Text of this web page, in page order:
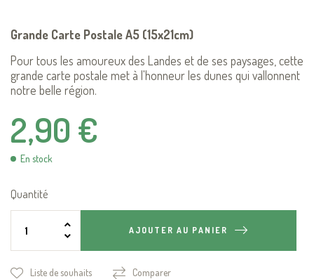
Grande Carte Postale A5 (15x21cm)
Pour tous les amoureux des Landes et de ses paysages, cette
grande carte postale met à l'honneur les dunes qui vallonnent
notre belle région.
2,90 €
En stock
Quantité
AJOUTER AU PANIER
Liste de souhaits Comparer